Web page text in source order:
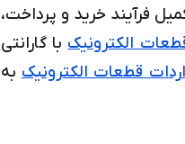
فرآیند خرید و پرداخت،
الکترونیکبا گارانتی
قطعات الکترونیک به